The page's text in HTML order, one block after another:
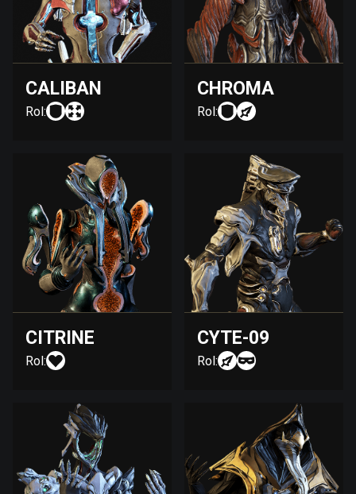
CALIBAN
Rol:
CHROMA
Rol:
CITRINE
Rol:
CYTE-09
Rol: